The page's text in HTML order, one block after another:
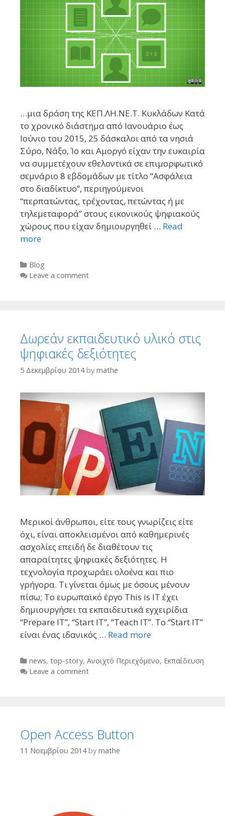
…μια δράση της ΚΕΠ.ΛΗ.ΝΕ.Τ. Κυκλάδων Κατά
το χρονικό διάστημα από Ιανουάριο έως
Ιούνιο του 2015, 25 δάσκαλοι από τα νησιά
Σύρο, Νάξο, Ίο και Αμοργό είχαν την ευκαιρία
να συμμετέχουν εθελοντικά σε επιμορφωτικό
σεμνάριο 8 εβδομάδων με τίτλο “Ασφάλεια
στο διαδίκτυο”, περιηγούμενοι
“περπατώντας, τρέχοντας, πετώντας ή με
τηλεμεταφορά” στους εικονικούς ψηφιακούς
χώρους που είχαν δημιουργηθεί … Read
more
Categories
Blog
Leave a comment
Δωρεάν εκπαιδευτικό υλικό στις
ψηφιακές δεξιότητες
5 Δεκεμβρίου 2014 by mathe
Mερικοί άνθρωποι, είτε τους γνωρίζεις είτε
όχι, είναι αποκλεισμένοι από καθημερινές
ασχολίες επειδή δε διαθέτουν τις
απαραίτητες ψηφιακές δεξιότητες. Η
τεχνολογία προχωράει ολοένα και πιο
γρήγορα. Τι γίνεται όμως με όσους μένουν
πίσω; To ευρωπαϊκό έργο This is IT έχει
δημιουργήσει τα εκπαιδευτικά εγχειρίδια
“Prepare IT”, “Start IT”, “Teach IT”. Το “Start IT”
είναι ένας ιδανικός … Read more
Categories
news, top-story, Ανοιχτό Περιεχόμενο, Εκπαίδευση
Leave a comment
Open Access Button
11 Νοεμβρίου 2014 by mathe